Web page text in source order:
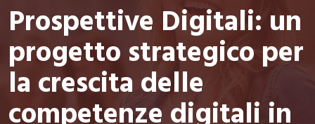
Prospettive Digitali: un
progetto strategico per
la crescita delle